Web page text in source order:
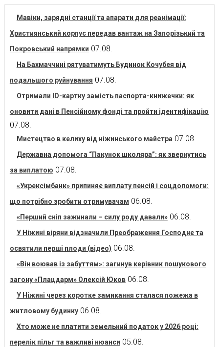
Мавіки, зарядні станції та апарати для реанімації:
Християнський корпус передав вантаж на Запорізький та
Покровський напрямки 07.08.
На Бахмаччині рятуватимуть Будинок Кочубея від
подальшого руйнування 07.08.
Отримали ID-картку замість паспорта-книжечки: як
оновити дані в Пенсійному фонді та пройти ідентифікацію
07.08.
Мистецтво в келиху від ніжинського майстра 07.08.
Державна допомога “Пакунок школяра”: як звернутись
за виплатою 07.08.
«Укрексімбанк» припиняє виплату пенсій і соцдопомоги:
що потрібно зробити отримувачам 06.08.
«Перший сніп зажинали – силу роду давали» 06.08.
У Ніжині віряни відзначили Преображення Господнє та
освятили перші плоди (відео) 06.08.
«Він воював із забуттям»: загинув керівник пошукового
загону «Плацдарм» Олексій Юков 06.08.
У Ніжині через коротке замикання сталася пожежа в
житловому будинку 06.08.
Хто може не платити земельний податок у 2026 році:
перелік пільг та важливі нюанси 05.08.